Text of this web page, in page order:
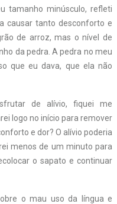
tamanho minúsculo, refleti
causar tanto desconforto e
de arroz, mas o nível de
da pedra. A pedra no meu
que eu dava, que ela não
de alívio, fiquei me
logo no início para remover
e dor? O alívio poderia
menos de um minuto para
o sapato e continuar
o mau uso da língua e